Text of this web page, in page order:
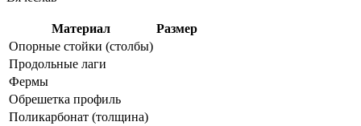
Материал
Размер
Опорные стойки (столбы)
Продольные лаги
Фермы
Обрешетка профиль
Поликарбонат (толщина)